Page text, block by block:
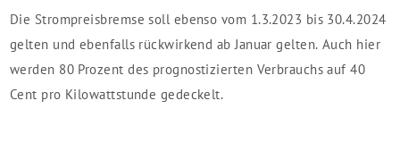
Die Strompreisbremse soll ebenso vom 1.3.2023 bis 30.4.2024
gelten und ebenfalls rückwirkend ab Januar gelten. Auch hier
werden 80 Prozent des prognostizierten Verbrauchs auf 40
Cent pro Kilowattstunde gedeckelt.